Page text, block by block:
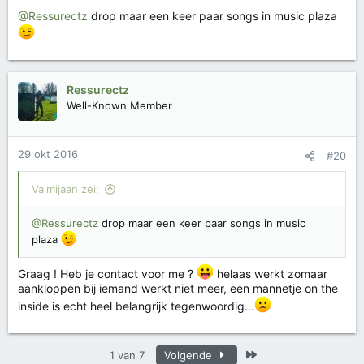
@Ressurectz drop maar een keer paar songs in music plaza
Ressurectz
Well-Known Member
29 okt 2016 #20
Valmijaan zei:
@Ressurectz drop maar een keer paar songs in music
plaza
Graag ! Heb je contact voor me ?
helaas werkt zomaar
aankloppen bij iemand werkt niet meer, een mannetje on the
inside is echt heel belangrijk tegenwoordig...
1 van 7 Volgende